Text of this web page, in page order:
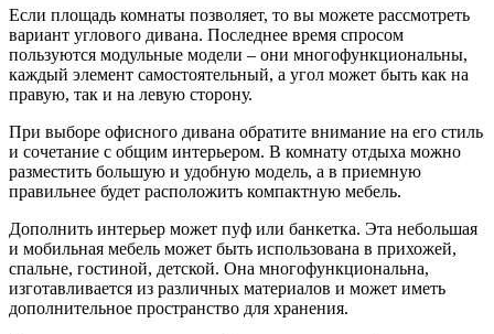
Если площадь комнаты позволяет, то вы можете рассмотреть
вариант углового дивана. Последнее время спросом
пользуются модульные модели – они многофункциональны,
каждый элемент самостоятельный, а угол может быть как на
правую, так и на левую сторону.
При выборе офисного дивана обратите внимание на его стиль
и сочетание с общим интерьером. В комнату отдыха можно
разместить большую и удобную модель, а в приемную
правильнее будет расположить компактную мебель.
Дополнить интерьер может пуф или банкетка. Эта небольшая
и мобильная мебель может быть использована в прихожей,
спальне, гостиной, детской. Она многофункциональна,
изготавливается из различных материалов и может иметь
дополнительное пространство для хранения.